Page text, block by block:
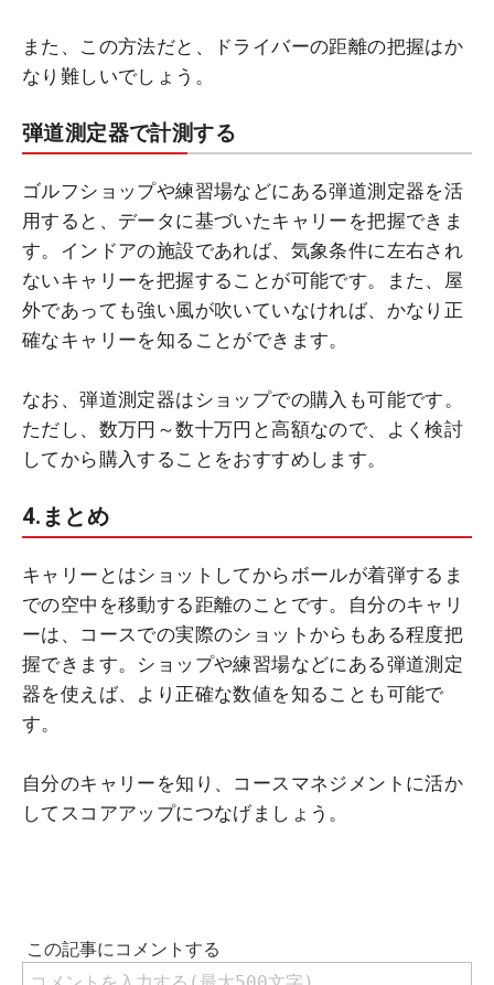
また、この方法だと、ドライバーの距離の把握はか
なり難しいでしょう。
弾道測定器で計測する
ゴルフショップや練習場などにある弾道測定器を活
用すると、データに基づいたキャリーを把握できま
す。インドアの施設であれば、気象条件に左右され
ないキャリーを把握することが可能です。また、屋
外であっても強い風が吹いていなければ、かなり正
確なキャリーを知ることができます。
なお、弾道測定器はショップでの購入も可能です。
ただし、数万円～数十万円と高額なので、よく検討
してから購入することをおすすめします。
4.まとめ
キャリーとはショットしてからボールが着弾するま
での空中を移動する距離のことです。自分のキャリ
ーは、コースでの実際のショットからもある程度把
握できます。ショップや練習場などにある弾道測定
器を使えば、より正確な数値を知ることも可能で
す。
自分のキャリーを知り、コースマネジメントに活か
してスコアアップにつなげましょう。